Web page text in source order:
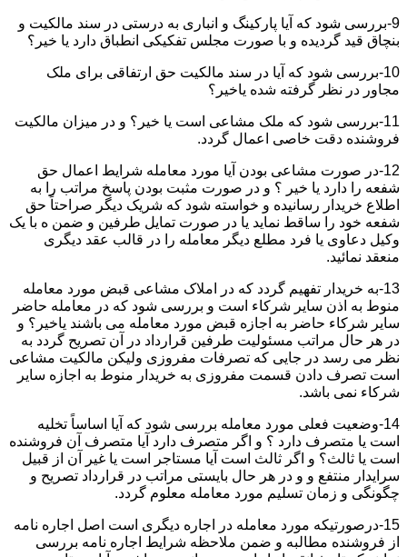
9-بررسی شود که آیا پارکینگ و انباری به درستی در سند مالکیت و
بنچاق قید گردیده و با صورت مجلس تفکیکی انطباق دارد یا خیر؟
10-بررسی شود که آیا در سند مالکیت حق ارتفاقی برای ملک
مجاور در نظر گرفته شده یاخیر؟
11-بررسی شود که ملک مشاعی است یا خیر؟ و در میزان مالکیت
فروشنده دقت خاصی اعمال گردد.
12-در صورت مشاعی بودن آیا مورد معامله شرایط اعمال حق
شفعه را دارد یا خیر ؟ و در صورت مثبت بودن پاسخ مراتب را به
اطلاع خریدار رسانیده و خواسته شود که شریک دیگر صراحتاً حق
شفعه خود را ساقط نماید یا در صورت تمایل طرفین و ضمن ه با یک
وکیل دعاوی یا فرد مطلع دیگر معامله را در قالب عقد دیگری
منعقد نمائید.
13-به خریدار تفهیم گردد که در املاک مشاعی قبض مورد معامله
منوط به اذن سایر شرکاء است و بررسی شود که در معامله حاضر
سایر شرکاء حاضر به اجازه قبض مورد معامله می باشند یاخیر؟ و
در هر حال مراتب مسئولیت طرفین قرارداد در آن تصریح گردد به
نظر می رسد در جایی که تصرفات مفروزی ولیکن مالکیت مشاعی
است تصرف دادن قسمت مفروزی به خریدار منوط به اجازه سایر
شرکاء نمی باشد.
14-وضعیت فعلی مورد معامله بررسی شود که آیا اساساً تخلیه
است یا متصرف دارد ؟ و اگر متصرف دارد آیا متصرف آن فروشنده
است یا ثالث؟ و اگر ثالث است آیا مستاجر است یا غیر آن از قبیل
سرایدار منتفع و و در هر حال بایستی مراتب در قرارداد تصریح و
چگونگی و زمان تسلیم مورد معامله معلوم گردد.
15-درصورتیکه مورد معامله در اجاره دیگری است اصل اجاره نامه
از فروشنده مطالبه و ضمن ملاحظه شرایط اجاره نامه بررسی